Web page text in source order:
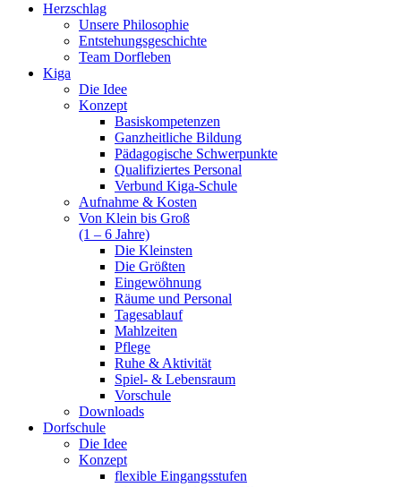
Herzschlag
Unsere Philosophie
Entstehungsgeschichte
Team Dorfleben
Kiga
Die Idee
Konzept
Basiskompetenzen
Ganzheitliche Bildung
Pädagogische Schwerpunkte
Qualifiziertes Personal
Verbund Kiga-Schule
Aufnahme & Kosten
Von Klein bis Groß
(1 – 6 Jahre)
Die Kleinsten
Die Größten
Eingewöhnung
Räume und Personal
Tagesablauf
Mahlzeiten
Pflege
Ruhe & Aktivität
Spiel- & Lebensraum
Vorschule
Downloads
Dorfschule
Die Idee
Konzept
flexible Eingangsstufen